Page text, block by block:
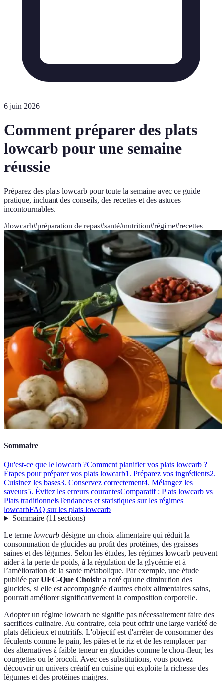
6 juin 2026
Comment préparer des plats
lowcarb pour une semaine
réussie
Préparez des plats lowcarb pour toute la semaine avec ce guide
pratique, incluant des conseils, des recettes et des astuces
incontournables.
#lowcarb#préparation de repas#santé#nutrition#régime#recettes
Sommaire
Qu'est-ce que le lowcarb ?Comment planifier vos plats lowcarb ?
Étapes pour préparer vos plats lowcarb1. Préparez vos ingrédients2.
Cuisinez les bases3. Conservez correctement4. Mélangez les
saveurs5. Évitez les erreurs courantesComparatif : Plats lowcarb vs
Plats traditionnelsTendances et statistiques sur les régimes
lowcarbFAQ sur les plats lowcarb
Sommaire(11 sections)
Le terme lowcarb désigne un choix alimentaire qui réduit la
consommation de glucides au profit des protéines, des graisses
saines et des légumes. Selon les études, les régimes lowcarb peuvent
aider à la perte de poids, à la régulation de la glycémie et à
l’amélioration de la santé métabolique. Par exemple, une étude
publiée parUFC-Que Choisir a noté qu'une diminution des
glucides, si elle est accompagnée d'autres choix alimentaires sains,
pourrait améliorer significativement la composition corporelle.
Adopter un régime lowcarb ne signifie pas nécessairement faire des
sacrifices culinaire. Au contraire, cela peut offrir une large variété de
plats délicieux et nutritifs. L'objectif est d'arrêter de consommer des
féculents comme le pain, les pâtes et le riz et de les remplacer par
des alternatives à faible teneur en glucides comme le chou-fleur, les
courgettes ou le brocoli. Avec ces substitutions, vous pouvez
découvrir un univers créatif en cuisine qui exploite la richesse des
légumes et des protéines maigres.